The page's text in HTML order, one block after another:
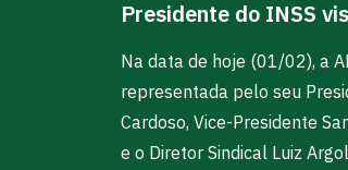
Presidente do INSS
Na data de hoje (01/02), a
representada pelo seu
Cardoso, Vice-Presidente
e o Diretor Sindical Luiz